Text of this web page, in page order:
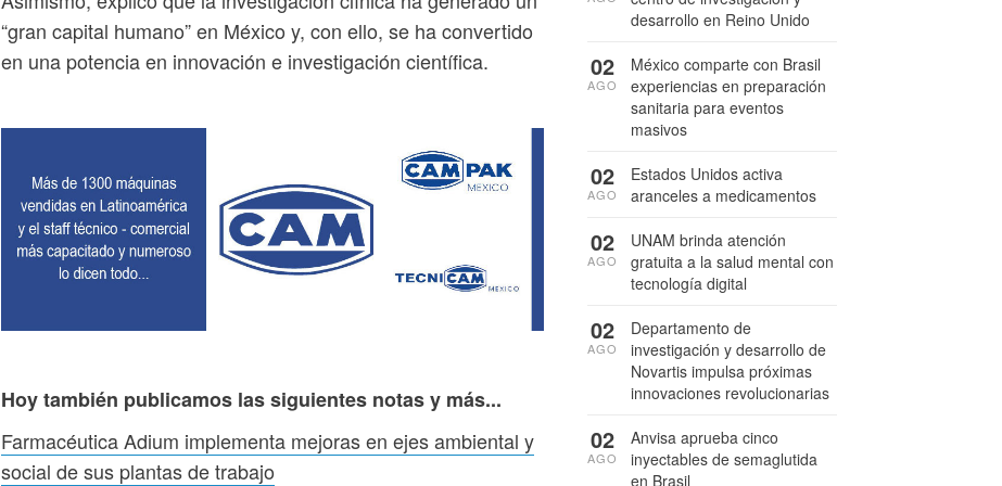
“gran capital humano” en México y, con ello, se ha convertido
en una potencia en innovación e investigación científica.
Hoy también publicamos las siguientes notas y más...
Farmacéutica Adium implementa mejoras en ejes ambiental y
social de sus plantas de trabajo
desarrollo en Reino Unido
México comparte con Brasil
experiencias en preparación
sanitaria para eventos
masivos
02
AGO
Estados Unidos activa
aranceles a medicamentos
02
AGO
UNAM brinda atención
gratuita a la salud mental con
tecnología digital
02
AGO
Departamento de
investigación y desarrollo de
Novartis impulsa próximas
innovaciones revolucionarias
02
AGO
Anvisa aprueba cinco
inyectables de semaglutida
en Brasil
02
AGO